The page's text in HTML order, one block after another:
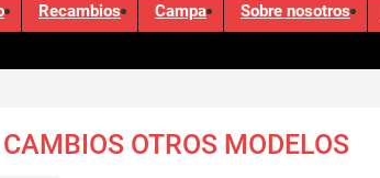
Recambios Campa Sobre nosotros
OTROS MODELOS